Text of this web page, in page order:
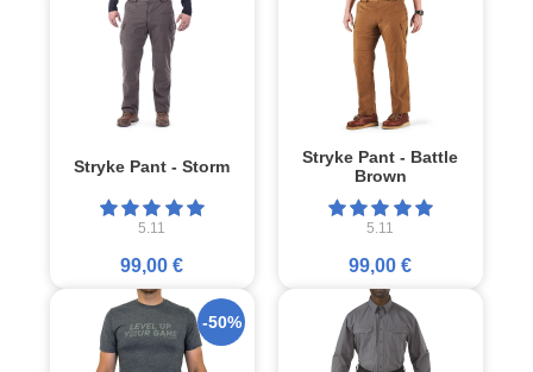
Stryke Pant - Storm
5.11
99,00 €
Stryke Pant - Battle
Brown
5.11
99,00 €
-50%